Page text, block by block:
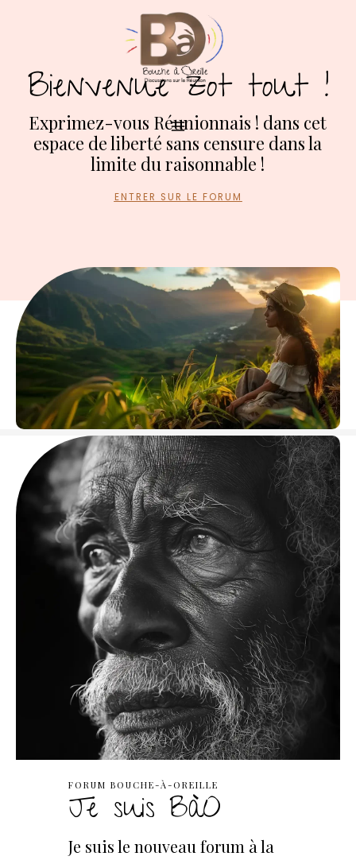
MENU
Bienvenue zot tout !
Exprimez-vous Réunionnais ! dans cet
espace de liberté sans censure dans la
limite du raisonnable !
ENTRER SUR LE FORUM
FORUM BOUCHE-À-OREILLE
Je suis BàO
Je suis le nouveau forum à la